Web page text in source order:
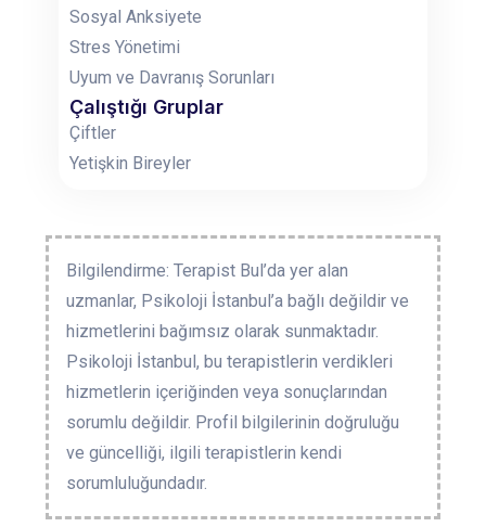
Sosyal Anksiyete
Stres Yönetimi
Uyum ve Davranış Sorunları
Çalıştığı Gruplar
Çiftler
Yetişkin Bireyler
Bilgilendirme: Terapist Bul’da yer alan
uzmanlar, Psikoloji İstanbul’a bağlı değildir ve
hizmetlerini bağımsız olarak sunmaktadır.
Psikoloji İstanbul, bu terapistlerin verdikleri
hizmetlerin içeriğinden veya sonuçlarından
sorumlu değildir. Profil bilgilerinin doğruluğu
ve güncelliği, ilgili terapistlerin kendi
sorumluluğundadır.